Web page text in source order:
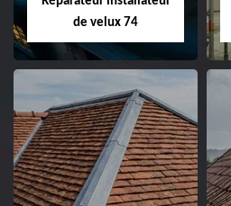
de velux 74